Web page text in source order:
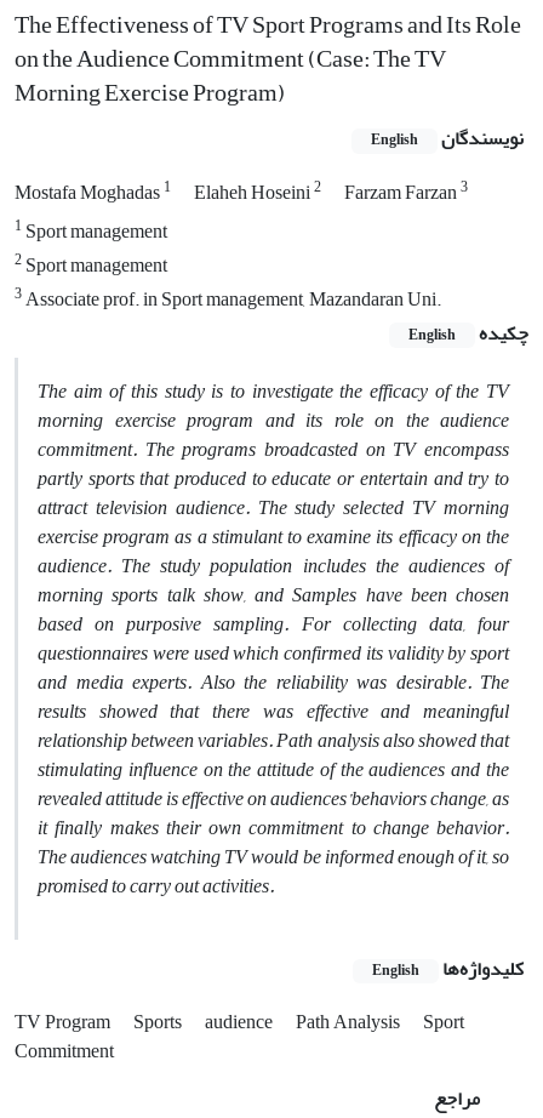
The Effectiveness of TV Sport Programs and Its Role
on the Audience Commitment (Case: The TV
Morning Exercise Program)
نویسندگان English
Mostafa Moghadas1 Elaheh Hoseini2 Farzam Farzan3
1 Sport management
2Sport management
3Associate prof. in Sport management, Mazandaran Uni.
چکیده
English
The aim of this study is to investigate the efficacy of the TV
morning exercise program and its role on the audience
commitment. The programs broadcasted on TV encompass
partly sports that produced to educate or entertain and try to
attract television audience. The study selected TV morning
exercise program as a stimulant to examine its efficacy on the
audience. The study population includes the audiences of
morning sports talk show, and Samples have been chosen
based on purposive sampling. For collecting data, four
questionnaires were used which confirmed its validity by sport
and media experts. Also the reliability was desirable. The
results showed that there was effective and meaningful
relationship between variables. Path analysis also showed that
stimulating influence on the attitude of the audiences and the
revealed attitude is effective on audiences’behaviors change, as
it finally makes their own commitment to change behavior.
The audiences watching TV would be informed enough of it, so
promised to carry out activities.
کلیدواژه‌ها English
TV Program Sports audience Path Analysis
Sport
Commitment
مراجع